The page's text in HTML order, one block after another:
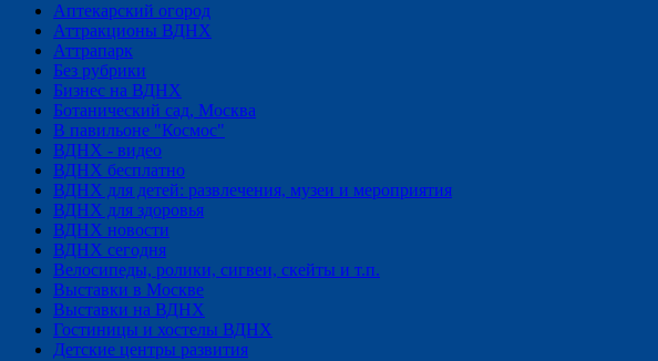
Аптекарский огород
Аттракционы ВДНХ
Аттрапарк
Без рубрики
Бизнес на ВДНХ
Ботанический сад, Москва
В павильоне "Космос"
ВДНХ - видео
ВДНХ бесплатно
ВДНХ для детей: развлечения, музеи и мероприятия
ВДНХ для здоровья
ВДНХ новости
ВДНХ сегодня
Велосипеды, ролики, сигвеи, скейты и т.п.
Выставки в Москве
Выставки на ВДНХ
Гостиницы и хостелы ВДНХ
Детские центры развития